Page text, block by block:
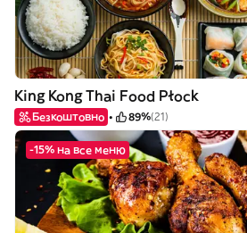
King Kong Thai Food Płock
Безкоштовно 89%(21)
-15% на все меню